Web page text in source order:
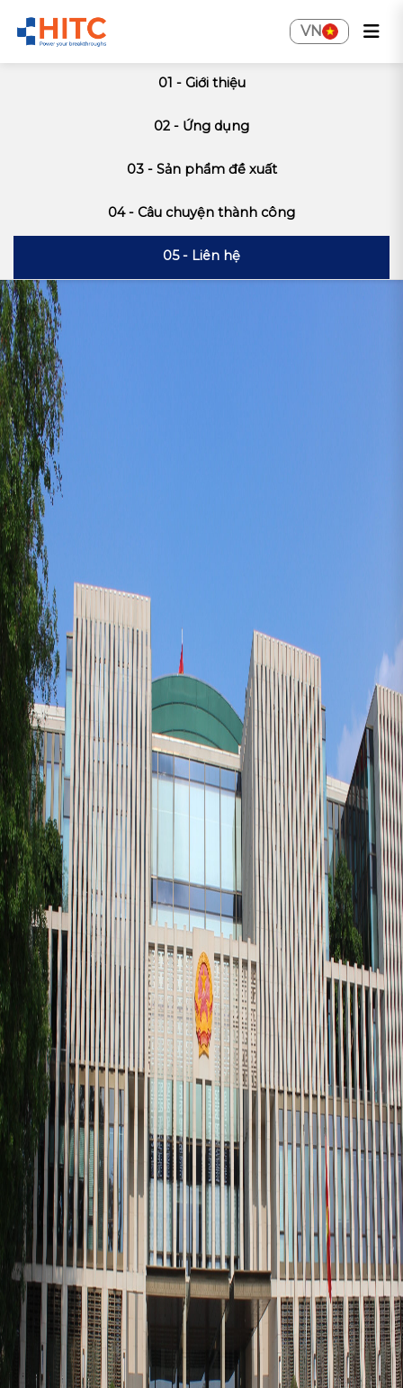
VN
01 - Giới thiệu
02 - Ứng dụng
03 - Sản phẩm đề xuất
04 - Câu chuyện thành công
05 - Liên hệ